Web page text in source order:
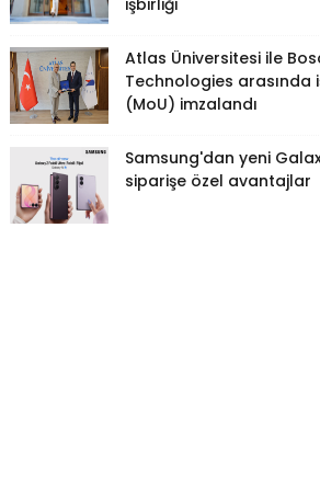
işbirliği
Atlas Üniversitesi ile
Technologies arasında
(MoU) imzalandı
Samsung'dan yeni
siparişe özel avantajlar